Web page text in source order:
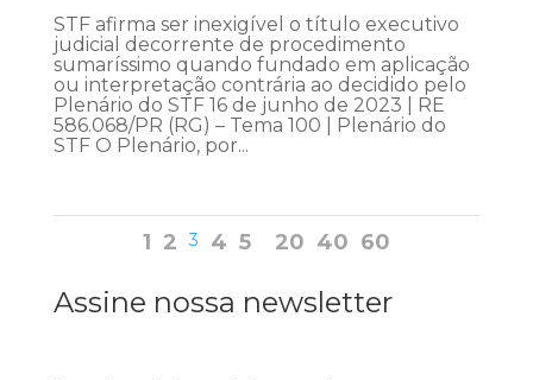
STF afirma ser inexigível o título executivo
judicial decorrente de procedimento
sumaríssimo quando fundado em aplicação
ou interpretação contrária ao decidido pelo
Plenário do STF 16 de junho de 2023 | RE
586.068/PR (RG) – Tema 100 | Plenário do
STF O Plenário, por...
1 2 3 4 5 20 40 60
Assine nossa newsletter